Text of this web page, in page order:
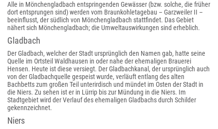
Alle in Mönchengladbach entspringenden Gewässer (bzw. solche, die früher
dort entsprungen sind) werden vom Braunkohletagebau – Garzweiler II –
beeinflusst, der südlich von Mönchengladbach stattfindet. Das Gebiet
nähert sich Mönchengladbach; die Umweltauswirkungen sind erheblich.
Gladbach
Der Gladbach, welcher der Stadt ursprünglich den Namen gab, hatte seine
Quelle im Ortsteil Waldhausen in oder nahe der ehemaligen Brauerei
Hensen. Heute ist diese versiegt. Der Gladbachkanal, der ursprünglich auch
von der Gladbachquelle gespeist wurde, verläuft entlang des alten
Bachbetts zum großen Teil unterirdisch und mündet im Osten der Stadt in
die Niers. Zu sehen ist er in Lürrip bis zur Mündung in die Niers. Im
Stadtgebiet wird der Verlauf des ehemaligen Gladbachs durch Schilder
gekennzeichnet.
Niers